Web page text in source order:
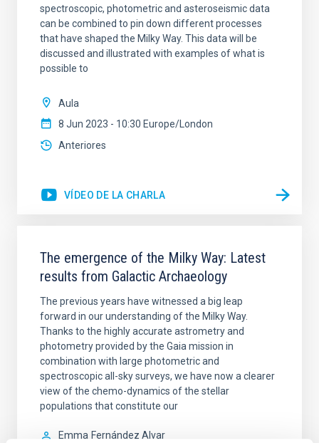
spectroscopic, photometric and asteroseismic data
can be combined to pin down different processes
that have shaped the Milky Way. This data will be
discussed and illustrated with examples of what is
possible to
Aula
8 Jun 2023 - 10:30 Europe/London
Anteriores
VÍDEO DE LA CHARLA
The emergence of the Milky Way: Latest
results from Galactic Archaeology
The previous years have witnessed a big leap
forward in our understanding of the Milky Way.
Thanks to the highly accurate astrometry and
photometry provided by the Gaia mission in
combination with large photometric and
spectroscopic all-sky surveys, we have now a clearer
view of the chemo-dynamics of the stellar
populations that constitute our
Emma Fernández Alvar